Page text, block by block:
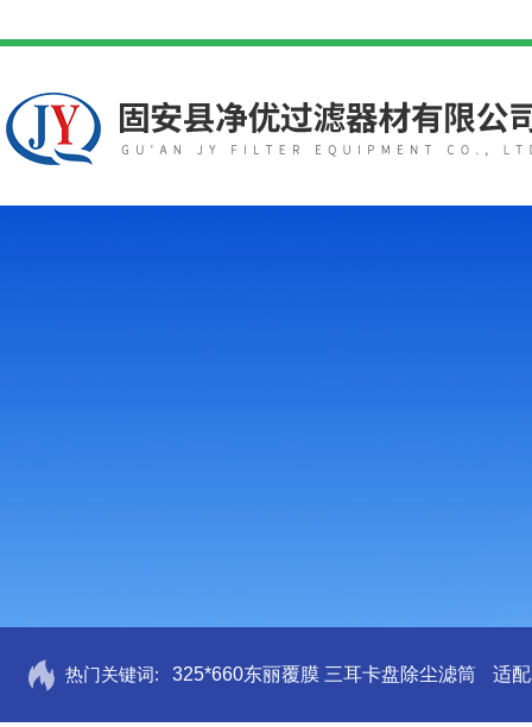
热门关键词: 325*660东丽覆膜 三耳卡盘除尘滤筒 适